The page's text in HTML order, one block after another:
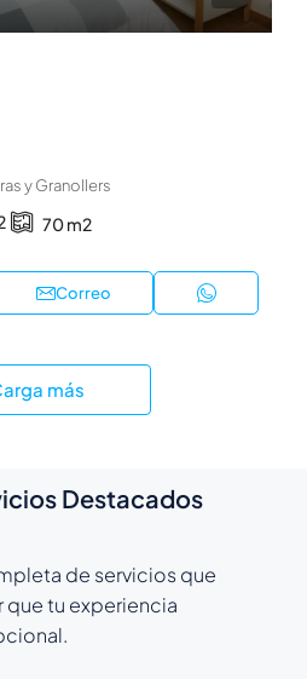
y Granollers
70m2
Correo
más
Destacados
de servicios que
tu experiencia